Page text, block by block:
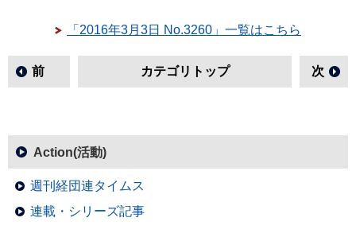
「2016年3月3日 No.3260」一覧はこちら
前 カテゴリトップ 次
Action(活動)
週刊経団連タイムス
連載・シリーズ記事